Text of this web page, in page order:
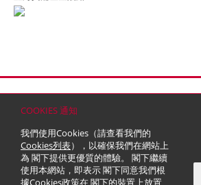
COOKIES 通知
我們使用Cookies（請查看我們的
Cookies列表），以確保我們在網站上
為 閣下提供更優質的體驗。 閣下繼續
使用本網站，即表示 閣下同意我們根
據Cookies政策在 閣下的裝置上放置
© 2026 嘉里建設有限公司 (於百慕達註冊成立之有限公司)